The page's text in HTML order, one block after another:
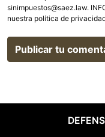
sinimpuestos@saez.law.
nuestra política de